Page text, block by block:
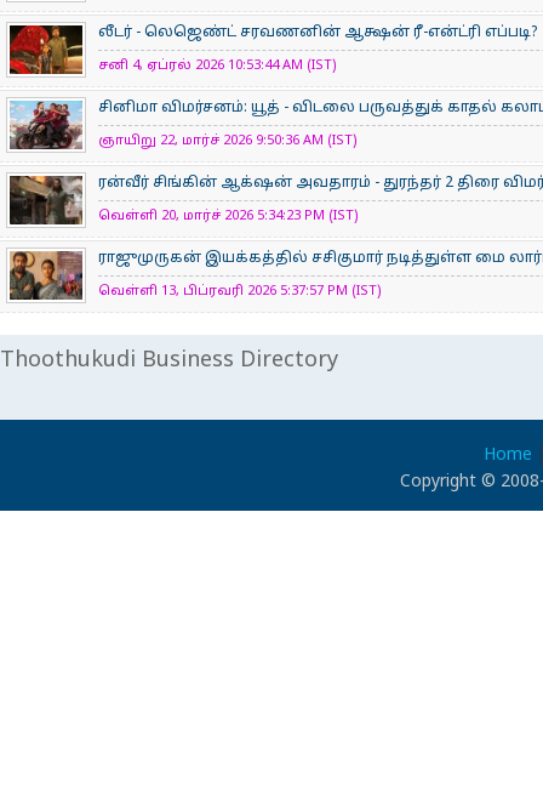
லீடர் - லெஜெண்ட் சரவணனின் ஆக்ஷன் ரீ-என்ட்ரி எப்படி?
சனி 4, ஏப்ரல் 2026 10:53:44 AM (IST)
சினிமா விமர்சனம்: யூத் - விடலை பருவத்துக் காதல்
ஞாயிறு 22, மார்ச் 2026 9:50:36 AM (IST)
ரன்வீர் சிங்கின் ஆக்‌ஷன் அவதாரம் - துரந்தர் 2 திரை
வெள்ளி 20, மார்ச் 2026 5:34:23 PM (IST)
ராஜுமுருகன் இயக்கத்தில் சசிகுமார் நடித்துள்ள மை
வெள்ளி 13, பிப்ரவரி 2026 5:37:57 PM (IST)
Thoothukudi Business Directory
Home
Copyright ©